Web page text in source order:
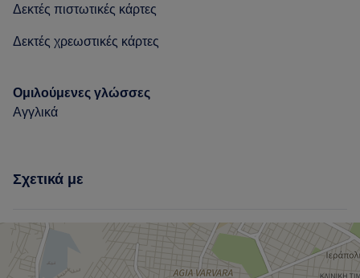
Δεκτές πιστωτικές κάρτες
Δεκτές χρεωστικές κάρτες
Ομιλούμενες γλώσσες
Αγγλικά
Σχετικά με